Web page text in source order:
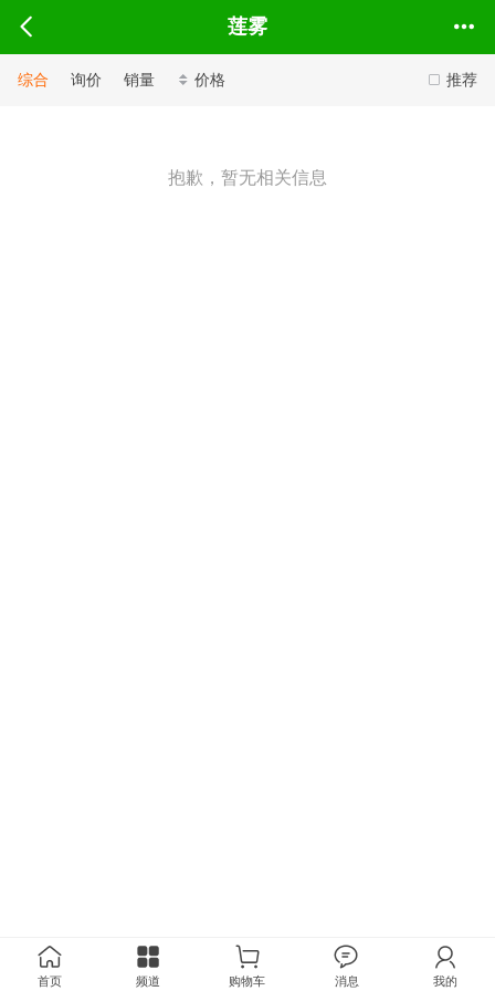
莲雾
推荐
综合 询价 销量 价格
抱歉，暂无相关信息
首页 频道 购物车 消息 我的